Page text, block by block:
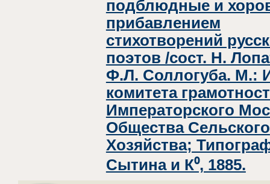
подблюдные и
прибавлением
стихотворений
поэтов /сост. Н.
Ф.Л. Соллогуба. М.:
комитета
Императорского
Общества Сельского
Хозяйства;
Сытина и К⁰, 1885.